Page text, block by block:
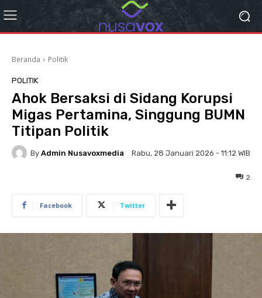
Beranda Politik
POLITIK
Ahok Bersaksi di Sidang Korupsi
Migas Pertamina, Singgung BUMN
Titipan Politik
By Admin Nusavoxmedia Rabu, 28 Januari 2026 - 11:12 WIB
2
Facebook Twitter